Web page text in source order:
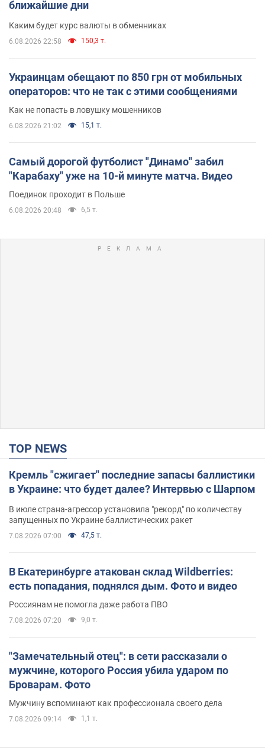
ближайшие дни
Каким будет курс валюты в обменниках
6.08.2026 22:58 150,3 т.
Украинцам обещают по 850 грн от мобильных
операторов: что не так с этими сообщениями
Как не попасть в ловушку мошенников
6.08.2026 21:02 15,1 т.
Самый дорогой футболист "Динамо" забил
"Карабаху" уже на 10-й минуте матча. Видео
Поединок проходит в Польше
6.08.2026 20:48 6,5 т.
TOP NEWS
Кремль "сжигает" последние запасы баллистики
в Украине: что будет далее? Интервью с Шарпом
В июле страна-агрессор установила "рекорд" по количеству
запущенных по Украине баллистических ракет
7.08.2026 07:00 47,5 т.
В Екатеринбурге атакован склад Wildberries:
есть попадания, поднялся дым. Фото и видео
Россиянам не помогла даже работа ПВО
7.08.2026 07:20 9,0 т.
"Замечательный отец": в сети рассказали о
мужчине, которого Россия убила ударом по
Броварам. Фото
Мужчину вспоминают как профессионала своего дела
7.08.2026 09:14 1,1 т.